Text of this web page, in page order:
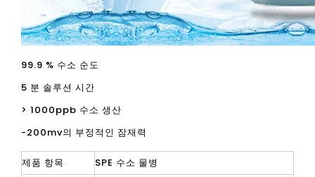
99.9 % 수소 순도
5 분 솔루션 시간
> 1000ppb 수소 생산
-200mv의 부정적인 잠재력
제품 항목
SPE 수소 물병